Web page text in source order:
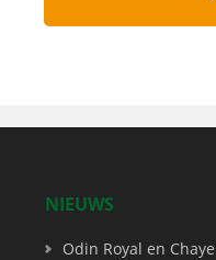
NIEUWS
Odin Royal en